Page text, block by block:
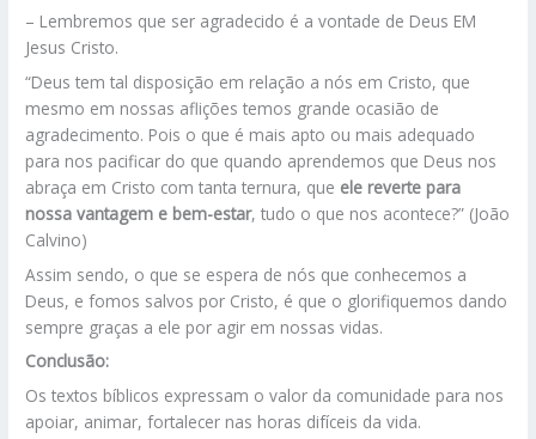
– Lembremos que ser agradecido é a vontade de Deus EM
Jesus Cristo.
“Deus tem tal disposição em relação a nós em Cristo, que
mesmo em nossas aflições temos grande ocasião de
agradecimento. Pois o que é mais apto ou mais adequado
para nos pacificar do que quando aprendemos que Deus nos
abraça em Cristo com tanta ternura, que ele reverte para
nossa vantagem e bem-estar, tudo o que nos acontece?” (João
Calvino)
Assim sendo, o que se espera de nós que conhecemos a
Deus, e fomos salvos por Cristo, é que o glorifiquemos dando
sempre graças a ele por agir em nossas vidas.
Conclusão:
Os textos bíblicos expressam o valor da comunidade para nos
apoiar, animar, fortalecer nas horas difíceis da vida.